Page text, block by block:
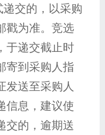
交的，以采购
戳为准。竞选
于递交截止时
寄到采购人指
发送至采购人
信息，建议使
交的，逾期送